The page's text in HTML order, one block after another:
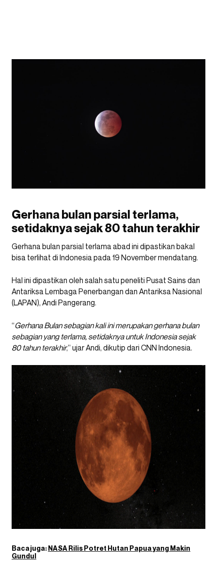
Gerhana bulan parsial terlama,
setidaknya sejak 80 tahun terakhir
Gerhana bulan parsial terlama abad ini dipastikan bakal
bisa terlihat di Indonesia pada 19 November mendatang.
Hal ini dipastikan oleh salah satu peneliti Pusat Sains dan
Antariksa Lembaga Penerbangan dan Antariksa Nasional
(LAPAN), Andi Pangerang.
“Gerhana Bulan sebagian kali ini merupakan gerhana bulan
sebagian yang terlama, setidaknya untuk Indonesia sejak
80 tahun terakhir,” ujar Andi, dikutip dari CNN Indonesia.
Baca juga:NASA Rilis Potret Hutan Papua yang Makin
Gundul